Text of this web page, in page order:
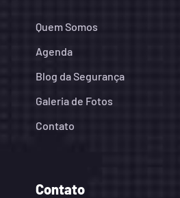
Quem Somos
Agenda
Blog da Segurança
Galeria de Fotos
Contato
Contato